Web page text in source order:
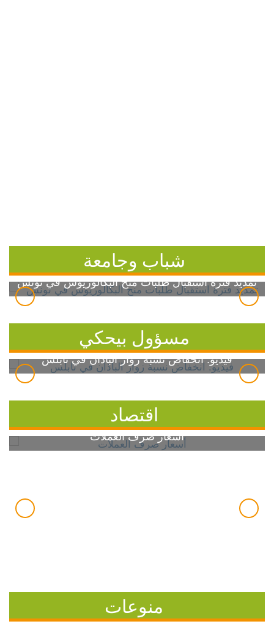
شباب وجامعة
تمديد فترة استقبال طلبات منح البكالوريوس في تونس
مسؤول بيحكي
فيديو: انخفاض نسبة زوار الباذان في نابلس
اقتصاد
أسعار صرف العملات
منوعات